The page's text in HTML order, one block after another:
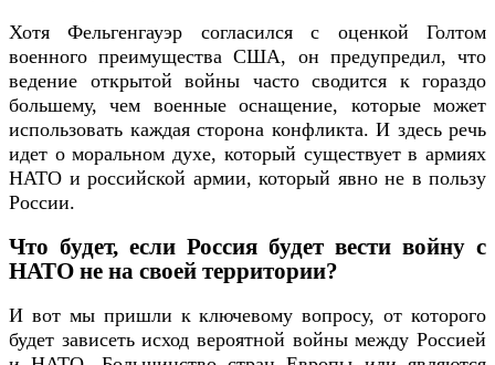
Хотя Фельгенгауэр согласился с оценкой Голтом
военного преимущества США, он предупредил, что
ведение открытой войны часто сводится к гораздо
большему, чем военные оснащение, которые может
использовать каждая сторона конфликта. И здесь речь
идет о моральном духе, который существует в армиях
НАТО и российской армии, который явно не в пользу
России.
Что будет, если Россия будет вести войну с
НАТО не на своей территории?
И вот мы пришли к ключевому вопросу, от которого
будет зависеть исход вероятной войны между Россией